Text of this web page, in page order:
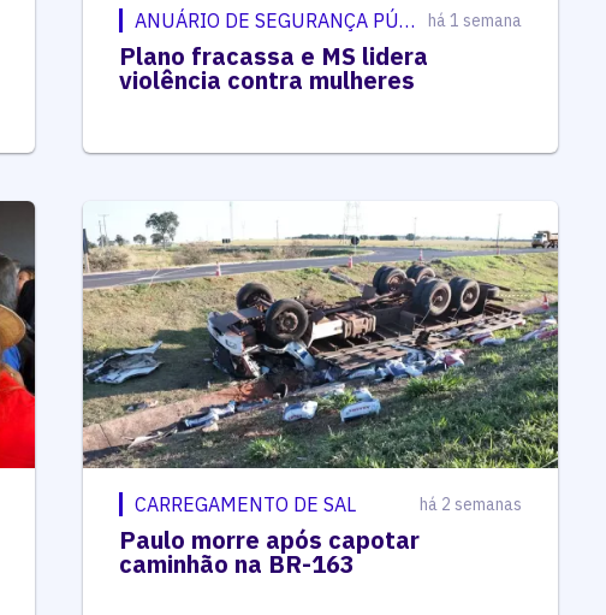
ANUÁRIO DE SEGURANÇA PÚBLICA há 1 semana
Plano fracassa e MS lidera
violência contra mulheres
CARREGAMENTO DE SAL há 2 semanas
Paulo morre após capotar
caminhão na BR-163